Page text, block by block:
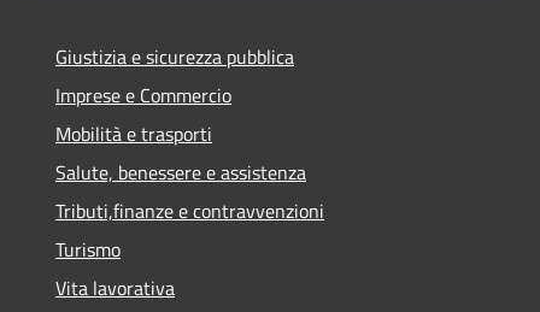
Giustizia e sicurezza pubblica
Imprese e Commercio
Mobilità e trasporti
Salute, benessere e assistenza
Tributi,finanze e contravvenzioni
Turismo
Vita lavorativa